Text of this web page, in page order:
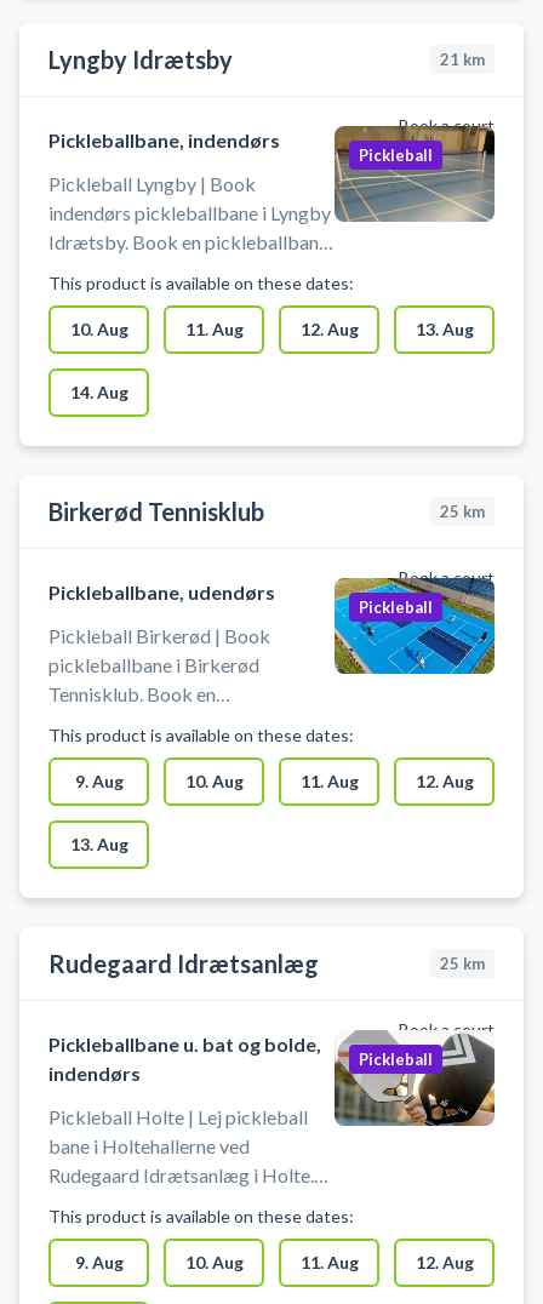
mulighed for bad og omklædning.
Lyngby Idrætsby 21 km
Book a court
Pickleballbane, indendørs
Pickleball Lyngby | Book
indendørs pickleballbane i Lyngby
Idrætsby. Book en pickleballbane
Idrætsbyens Det er muligt at låne
bat og bolde på stedet. Du skal
selv tage net op og ned. Der skal
benyttes indendørssko, som ikke
sætter mærker. Der er mulighed
for bad og omklædning.
Pickleball
This product is available on these dates:
10. Aug 11. Aug 12. Aug 13. Aug
14. Aug
Birkerød Tennisklub 25 km
Book a court
Pickleballbane, udendørs
Pickleball Birkerød | Book
pickleballbane i Birkerød
Tennisklub. Book en
Birkerød på de 3 nyanlagt
udendørs pickleballbaner
beliggende ved tennisklubben i
Birkerød.
Pickleball
This product is available on these dates:
9. Aug 10. Aug 11. Aug 12. Aug
13. Aug
Rudegaard Idrætsanlæg 25 km
Book a court
Pickleballbane u. bat og bolde,
indendørs
Pickleball Holte | Lej pickleball
bane i Holtehallerne ved
Rudegaard Idrætsanlæg i Holte.
indendørs pickleball baner i
Holtehallerne og spil pickleball i
Holte.
Pickleball
This product is available on these dates:
9. Aug 10. Aug 11. Aug 12. Aug